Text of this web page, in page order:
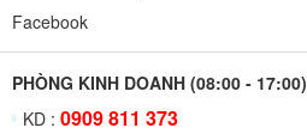
Facebook
PHÒNG KINH DOANH (08:00 - 17:00)
KD : 0909 811 373